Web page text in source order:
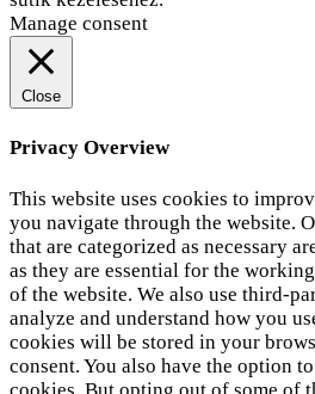
Manage consent
Close
Privacy Overview
This website uses cookies to
you navigate through the website.
that are categorized as necessary
as they are essential for the
of the website. We also use third-
analyze and understand how you
cookies will be stored in your
consent. You also have the option
cookies. But opting out of some of